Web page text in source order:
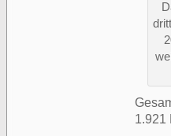
1.921